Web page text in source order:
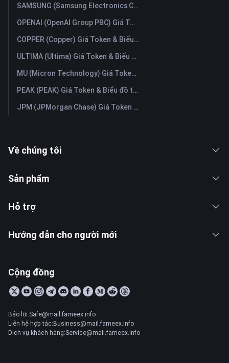
SAMSUNG (Samsung Electronics Co., Ltd) Giá Token & Biểu đồ trực tiếp mới nhất
OPENAI (OpenAI Group PBC) Giá Token & Biểu đồ trực tiếp mới nhất
COPPER (Copper) Giá Token & Biểu đồ trực tiếp mới nhất
ULTIMA (Ultima) Giá Token & Biểu đồ trực tiếp mới nhất
MU (Micron Technology) Giá Token & Biểu đồ trực tiếp mới nhất
PEAK (PEAK) Giá Token & Biểu đồ trực tiếp mới nhất
JPM (JPMorgan Chase) Giá Token & Biểu đồ trực tiếp mới nhất
Về chúng tôi
Sản phẩm
Hỗ trợ
Hướng dẫn cho người mới
Cộng đồng
Báo lỗi:Safe@mail.fameex.info
Liên hệ hợp tác:Business@mail.fameex.info
Dịch vụ khách hàng:Service@mail.fameex.info